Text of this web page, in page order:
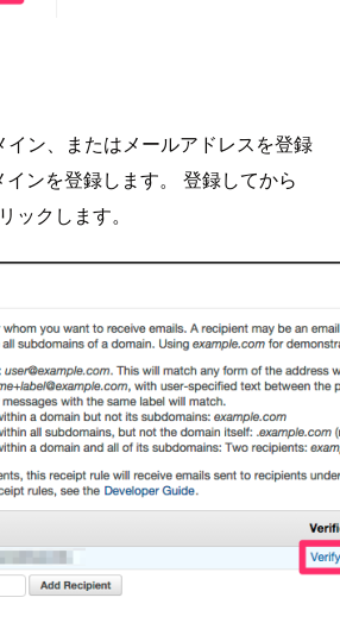
ン、またはメールアドレスを登録
ンを登録します。 登録してから
ックします。